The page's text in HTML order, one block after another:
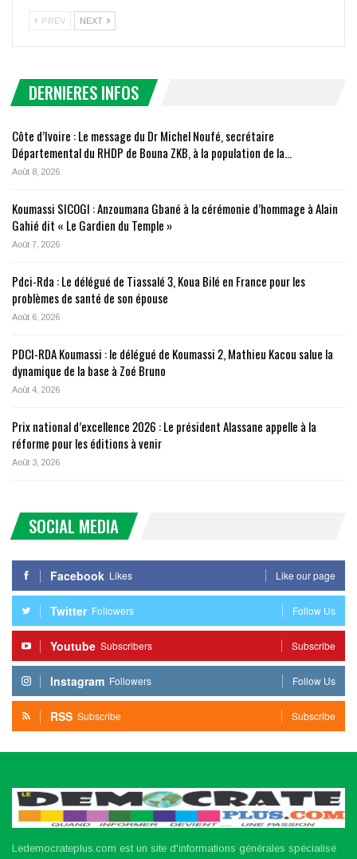
PREV NEXT
DERNIERES INFOS
Côte d’Ivoire : Le message du Dr Michel Noufé, secrétaire
Départemental du RHDP de Bouna ZKB, à la population de la…
Août 8, 2026
Koumassi SICOGI : Anzoumana Gbané à la cérémonie d’hommage à Alain
Gahié dit « Le Gardien du Temple »
Août 7, 2026
Pdci-Rda : Le délégué de Tiassalé 3, Koua Bilé en France pour les
problèmes de santé de son épouse
Août 6, 2026
PDCI-RDA Koumassi : le délégué de Koumassi 2, Mathieu Kacou salue la
dynamique de la base à Zoé Bruno
Août 4, 2026
Prix national d’excellence 2026 : Le président Alassane appelle à la
réforme pour les éditions à venir
Août 3, 2026
SOCIAL MEDIA
Facebook Likes Like our page
Twitter Followers Follow Us
Youtube Subscribers Subscribe
Instagram Followers Follow Us
RSS Subscribe Subscribe
Ledemocrateplus.com est un site d'informations générales spécialisé